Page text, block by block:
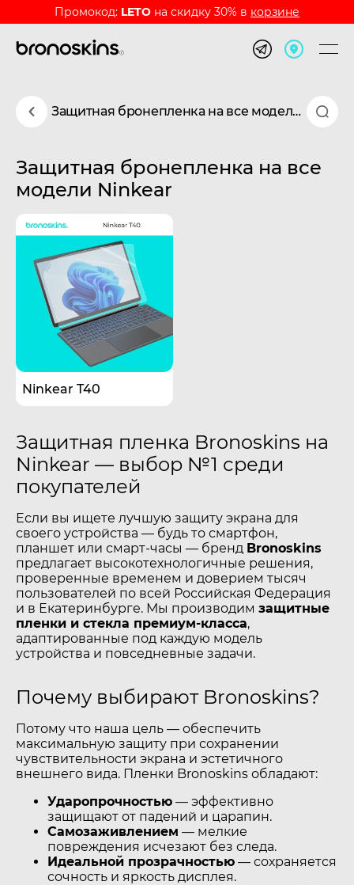
Промокод: LETO на скидку 30% в корзине
Защитная бронепленка на все модели Ninkear
Защитная бронепленка на все
модели Ninkear
Ninkear T40
Защитная пленка Bronoskins на
Ninkear — выбор №1 среди
покупателей
Если вы ищете лучшую защиту экрана для
своего устройства — будь то смартфон,
планшет или смарт-часы — бренд Bronoskins
предлагает высокотехнологичные решения,
проверенные временем и доверием тысяч
пользователей по всей Российская Федерация
и в Екатеринбурге. Мы производим защитные
пленки и стекла премиум-класса,
адаптированные под каждую модель
устройства и повседневные задачи.
Почему выбирают Bronoskins?
Потому что наша цель — обеспечить
максимальную защиту при сохранении
чувствительности экрана и эстетичного
внешнего вида. Пленки Bronoskins обладают:
Ударопрочностью — эффективно
защищают от падений и царапин.
Самозаживлением — мелкие
повреждения исчезают без следа.
Идеальной прозрачностью — сохраняется
сочность и яркость дисплея.